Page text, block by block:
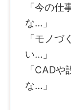
「今の
な…」
「モノ
い…」
「CAD
な…」